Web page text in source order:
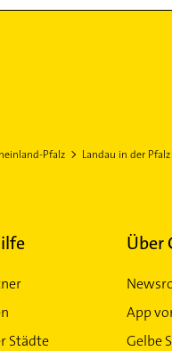
Pfalz Landau in der Pfalz
Städte
Über
App
Gelbe